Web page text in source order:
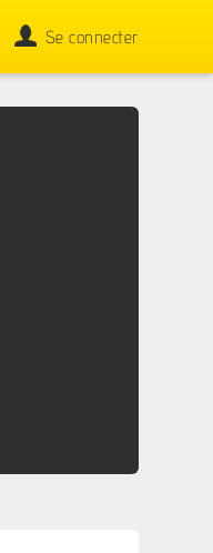
Se connecter